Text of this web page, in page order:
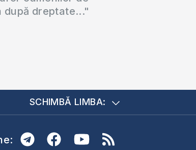
după dreptate..."
SCHIMBĂ LIMBA: